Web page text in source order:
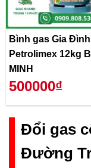
Bình gas Gia
Petrolimex 12kg
MINH
500000₫
Đổi gas
Đường